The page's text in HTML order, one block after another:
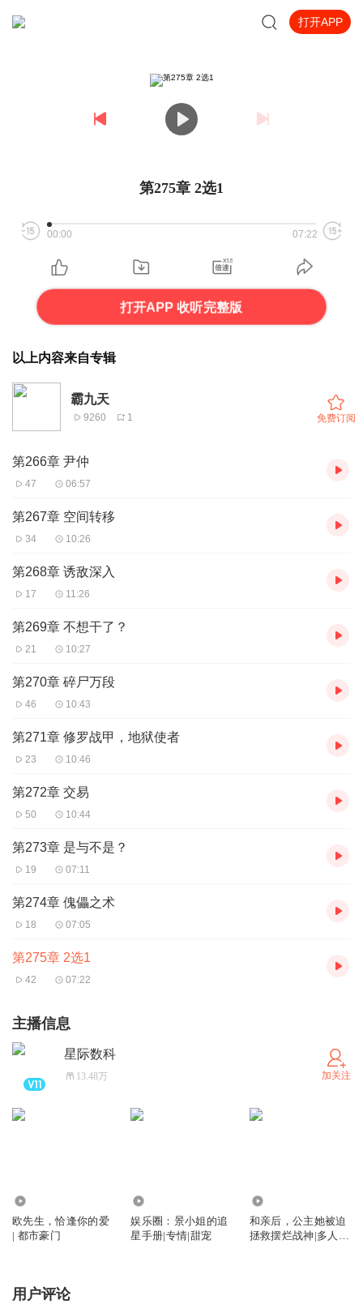
打开APP
第275章 2选1
00:00 07:22
打开APP 收听完整版
以上内容来自专辑
霸九天
9260 1 免费订阅
第266章 尹仲
47 06:57
第267章 空间转移
34 10:26
第268章 诱敌深入
17 11:26
第269章 不想干了？
21 10:27
第270章 碎尸万段
46 10:43
第271章 修罗战甲，地狱使者
23 10:46
第272章 交易
50 10:44
第273章 是与不是？
19 07:11
第274章 傀儡之术
18 07:05
第275章 2选1
42 07:22
主播信息
星际数科
13.48万 加关注
欧先生，恰逢你的爱
| 都市豪门
娱乐圈：景小姐的追
星手册|专情|甜宠
和亲后，公主她被迫
拯救摆烂战神|多人精
用户评论